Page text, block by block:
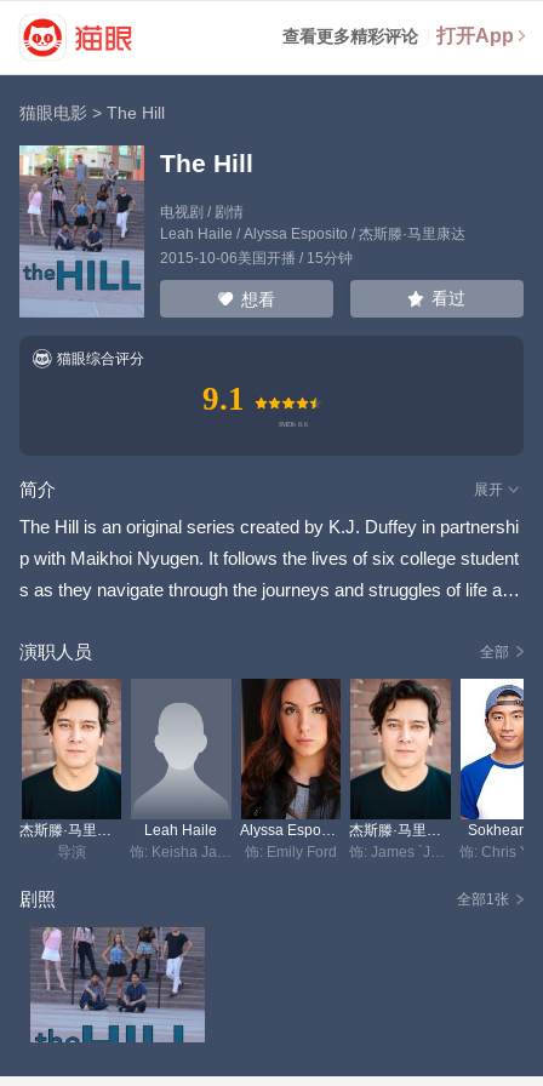
查看更多精彩评论 打开App
猫眼电影 >The Hill
The Hill
电视剧 / 剧情
Leah Haile / Alyssa Esposito / 杰斯滕·马里康达
2015-10-06美国开播 / 15分钟
想看 看过
猫眼综合评分
9.1
简介 展开
The Hill is an original series created by K.J. Duffey in partnershi
p with Maikhoi Nyugen. It follows the lives of six college student
s as they navigate through the journeys and struggles of life and
演职人员
全部
导演
Leah Haile
Alyssa Esposito
饰: Emily Ford
Sokheang
剧照 全部1张